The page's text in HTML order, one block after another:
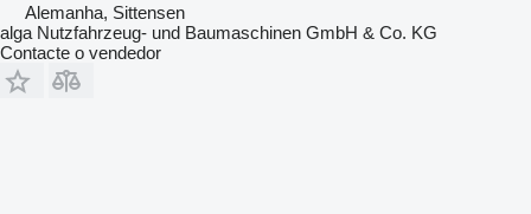
Alemanha, Sittensen
alga Nutzfahrzeug- und Baumaschinen GmbH & Co. KG
Contacte o vendedor